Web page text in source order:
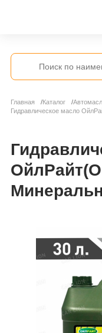
Главная Каталог
Гидравлическое масло